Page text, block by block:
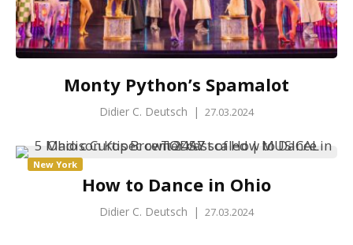
Monty Python’s Spamalot
Didier C. Deutsch | 27.03.2024
New York
How to Dance in Ohio
Didier C. Deutsch | 27.03.2024